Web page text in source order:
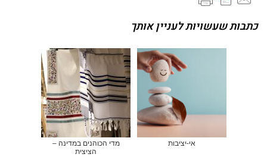
כתבות שעשויות לעניין אותך
אי-יציבות
מדי הכוהנים במדינה –
הציצית